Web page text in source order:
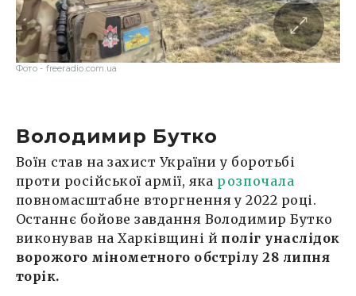
Фото - freeradio.com.ua
Володимир Бутко
Воїн став на захист України у боротьбі
проти російської армії, яка розпочала
повномасштабне вторгнення у 2022 році.
Останнє бойове завдання Володимир Бутко
виконував на Харківщині й поліг унаслідок
ворожого мінометного обстрілу 28 липня
торік.